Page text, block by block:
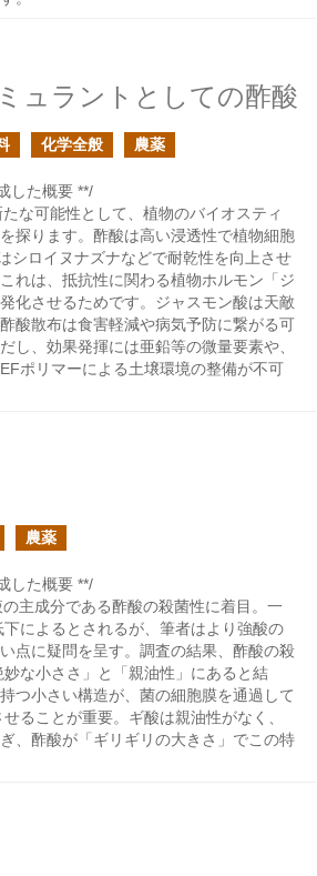
ュラントとしての酢酸
化学全般 農薬
した概要 **/
な可能性として、植物のバイオスティ
探ります。酢酸は高い浸透性で植物細胞
シロイヌナズナなどで耐乾性を向上させ
れは、抵抗性に関わる植物ホルモン「ジ
化させるためです。ジャスモン酸は天敵
酸散布は食害軽減や病気予防に繋がる可
し、効果発揮には亜鉛等の微量要素や、
ポリマーによる土壌環境の整備が不可
農薬
した概要 **/
主成分である酢酸の殺菌性に着目。一
によるとされるが、筆者はより強酸の
点に疑問を呈す。調査の結果、酢酸の殺
な小ささ」と「親油性」にあると結
つ小さい構造が、菌の細胞膜を通過して
ることが重要。ギ酸は親油性がなく、
、酢酸が「ギリギリの大きさ」でこの特